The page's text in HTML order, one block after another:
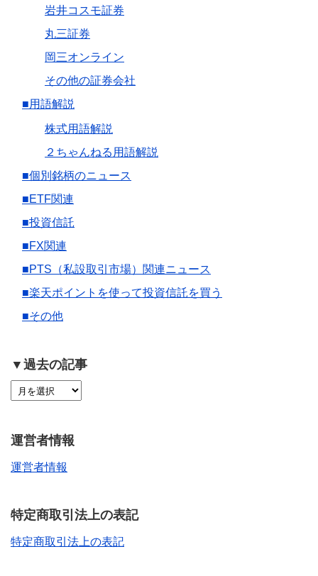
岩井コスモ証券
丸三証券
岡三オンライン
その他の証券会社
■用語解説
株式用語解説
２ちゃんねる用語解説
■個別銘柄のニュース
■ETF関連
■投資信託
■FX関連
■PTS（私設取引市場）関連ニュース
■楽天ポイントを使って投資信託を買う
■その他
▼過去の記事
運営者情報
運営者情報
特定商取引法上の表記
特定商取引法上の表記